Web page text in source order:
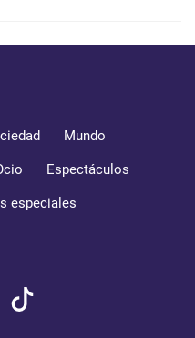
Mundo
Espectáculos
especiales